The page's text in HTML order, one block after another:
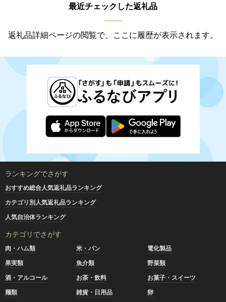
最近チェックした返礼品
返礼品詳細ページの閲覧で、ここに履歴が表示されます。
ランキングでさがす
おすすめ総合人気返礼品ランキング
カテゴリ別人気返礼品ランキング
人気自治体ランキング
カテゴリでさがす
肉・ハム類 米・パン
電化製品
果実類
魚介類
野菜類
酒・アルコール
お茶・飲料
お菓子・スイーツ
麺類
雑貨・日用品
卵